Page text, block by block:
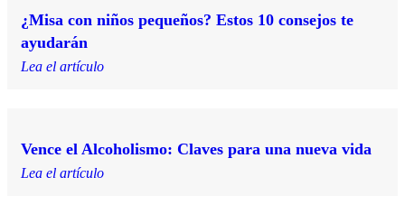
¿Misa con niños pequeños? Estos 10 consejos te
ayudarán
Lea el artículo
Vence el Alcoholismo: Claves para una nueva vida
Lea el artículo